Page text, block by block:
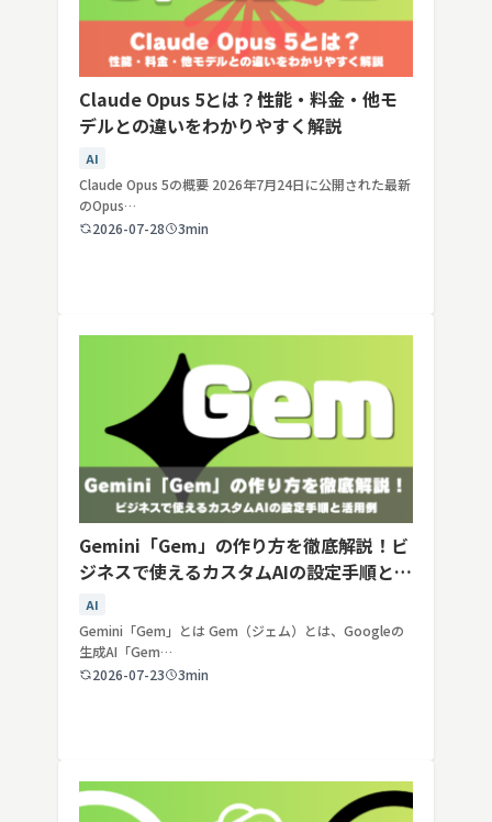
Claude Opus 5とは？性能・料金・他モ
デルとの違いをわかりやすく解説
AI
Claude Opus 5の概要 2026年7月24日に公開された最新
のOpus…
2026-07-28
3min
Gemini「Gem」の作り方を徹底解説！ビ
ジネスで使えるカスタムAIの設定手順と活
用例
AI
Gemini「Gem」とは Gem（ジェム）とは、Googleの
生成AI「Gem…
2026-07-23
3min